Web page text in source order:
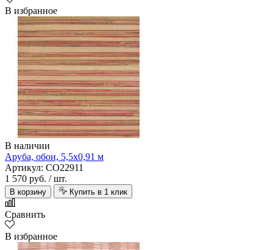
В избранное
В наличии
Аруба, обои, 5,5х0,91 м
Артикул: CO22911
1 570 руб. / шт.
В корзину Купить в 1 клик
Сравнить
В избранное